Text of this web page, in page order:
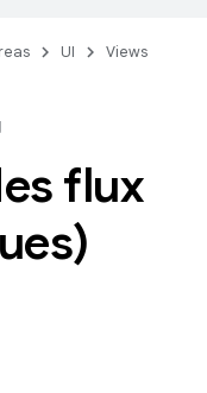
UI
Views
flux